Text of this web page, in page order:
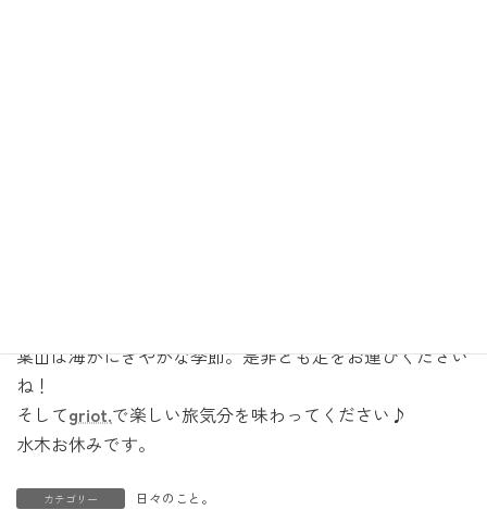
葉山は海がにぎやかな季節。是非とも足をお運びください
ね！
そしてgriot.で楽しい旅気分を味わってください♪
水木お休みです。
カテゴリー 日々のこと。